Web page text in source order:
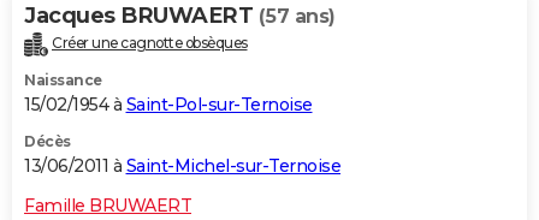
Jacques BRUWAERT (57 ans)
Créer une cagnotte obsèques
Naissance
15/02/1954 à Saint-Pol-sur-Ternoise
Décès
13/06/2011 à Saint-Michel-sur-Ternoise
Famille BRUWAERT